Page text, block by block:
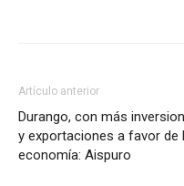
Artículo anterior
Durango, con más
y exportaciones a favor de
economía: Aispuro